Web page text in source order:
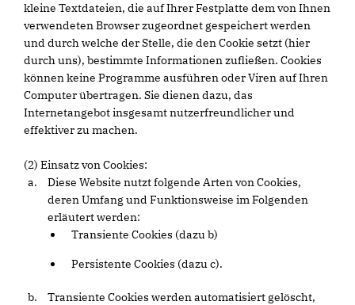
kleine Textdateien, die auf Ihrer Festplatte dem von Ihnen
verwendeten Browser zugeordnet gespeichert werden
und durch welche der Stelle, die den Cookie setzt (hier
durch uns), bestimmte Informationen zufließen. Cookies
können keine Programme ausführen oder Viren auf Ihren
Computer übertragen. Sie dienen dazu, das
Internetangebot insgesamt nutzerfreundlicher und
effektiver zu machen.
(2) Einsatz von Cookies:
Diese Website nutzt folgende Arten von Cookies,
deren Umfang und Funktionsweise im Folgenden
erläutert werden:
Transiente Cookies (dazu b)
Persistente Cookies (dazu c).
Transiente Cookies werden automatisiert gelöscht,